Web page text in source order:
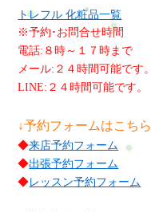
トレフル 化粧品一覧
※予約･お問合せ時間
電話:８時～１７時まで
メール:２４時間可能です。
LINE:２４時間可能です。
↓予約フォームはこちら
◆来店予約フォーム
◆出張予約フォーム
◆レッスン予約フォーム